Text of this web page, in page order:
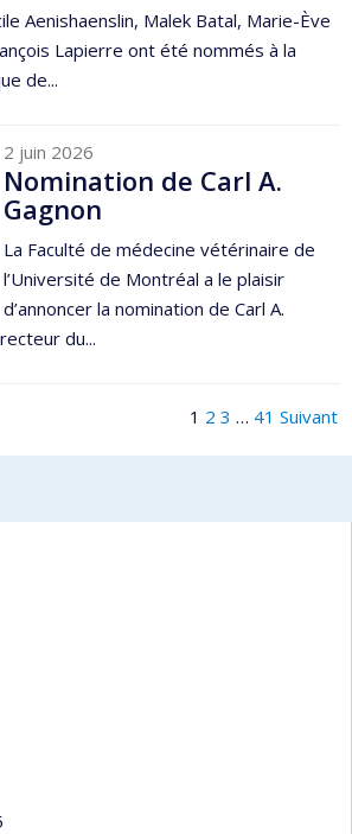
Aenishaenslin, Malek Batal, Marie-Ève
Lapierre ont été nommés à la
de...
2 juin 2026
Nomination de Carl A.
Gagnon
La Faculté de médecine vétérinaire de
l’Université de Montréal a le plaisir
d’annoncer la nomination de Carl A.
du...
1 2 3 … 41 Suivant